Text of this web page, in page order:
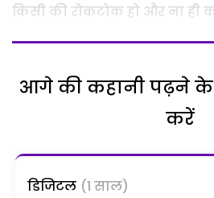
किसी की रोकटोक हो और ना ही
आगे की कहानी पढ़ने के
करें
डिजिटल (1 साल)